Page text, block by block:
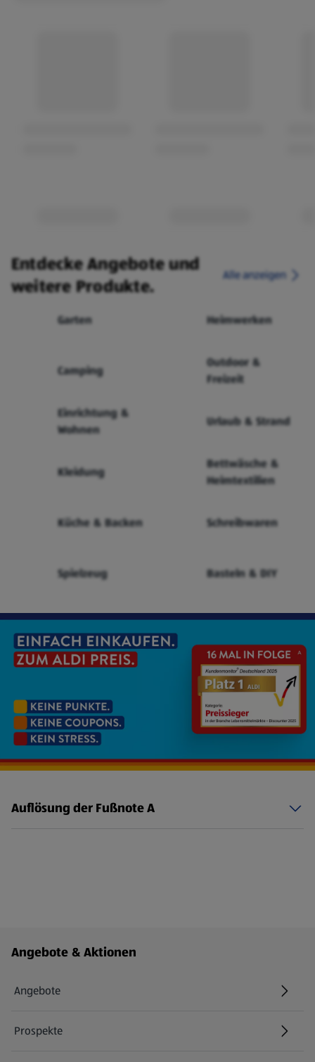
Entdecke Angebote und
weitere Produkte.
Alle anzeigen
Garten Heimwerken
Camping
Outdoor &
Freizeit
Einrichtung &
Wohnen
Urlaub & Strand
Kleidung
Bettwäsche &
Heimtextilien
Küche & Backen Schreibwaren
Spielzeug Basteln & DIY
Auflösung der Fußnote A
Fußzeilenmenü - weitere Links
Angebote & Aktionen
Angebote
Prospekte